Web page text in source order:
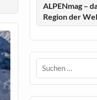
ALPENmag –
Region der